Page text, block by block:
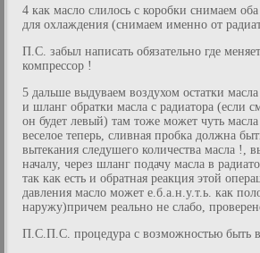
4 как масло слилось с коробки снимаем
для охлаждения (снимаем именно от
П.С. забыл написать обязательно где
компрессор !
5 дальше выдуваем воздухом остатки
и шланг обратки масла с радиатора (если
он будет левый) там тоже может чуть
веселое теперь, сливная пробка должна
вытекания следушего количества масла !,
началу, через шланг подачу масла в
так как есть и обратная реакция этой
давления масло может е.б.а.н.у.т.ь. как
наружу)причем реально не слабо,
П.С.П.С. процедура с возможностью быть